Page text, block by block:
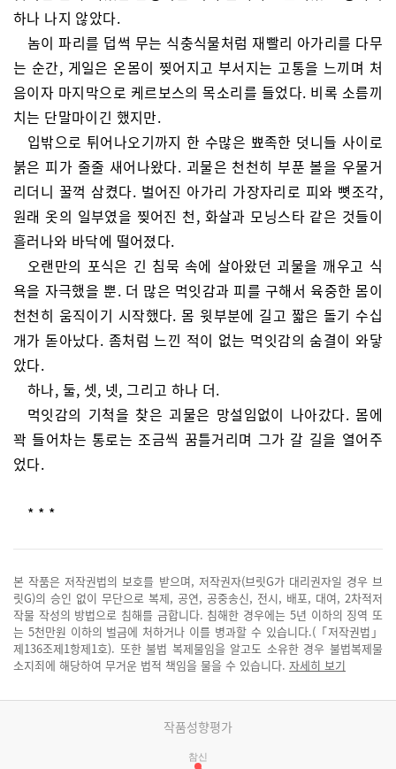
하나 나지 않았다.
놈이 파리를 덥썩 무는 식충식물처럼 재빨리 아가리를 다무
는 순간, 게일은 온몸이 찢어지고 부서지는 고통을 느끼며 처
음이자 마지막으로 케르보스의 목소리를 들었다. 비록 소름끼
치는 단말마이긴 했지만.
입밖으로 튀어나오기까지 한 수많은 뾰족한 덧니들 사이로
붉은 피가 줄줄 새어나왔다. 괴물은 천천히 부푼 볼을 우물거
리더니 꿀꺽 삼켰다. 벌어진 아가리 가장자리로 피와 뼛조각,
원래 옷의 일부였을 찢어진 천, 화살과 모닝스타 같은 것들이
흘러나와 바닥에 떨어졌다.
오랜만의 포식은 긴 침묵 속에 살아왔던 괴물을 깨우고 식
욕을 자극했을 뿐. 더 많은 먹잇감과 피를 구해서 육중한 몸이
천천히 움직이기 시작했다. 몸 윗부분에 길고 짧은 돌기 수십
개가 돋아났다. 좀처럼 느낀 적이 없는 먹잇감의 숨결이 와닿
았다.
하나, 둘, 셋, 넷, 그리고 하나 더.
먹잇감의 기척을 찾은 괴물은 망설임없이 나아갔다. 몸에
꽉 들어차는 통로는 조금씩 꿈틀거리며 그가 갈 길을 열어주
었다.
* * *
본 작품은 저작권법의 보호를 받으며, 저작권자(브릿G가 대리권자일 경우 브
릿G)의 승인 없이 무단으로 복제, 공연, 공중송신, 전시, 배포, 대여, 2차적저
작물 작성의 방법으로 침해를 금합니다. 침해한 경우에는 5년 이하의 징역 또
는 5천만원 이하의 벌금에 처하거나 이를 병과할 수 있습니다.(「저작권법」
제136조제1항제1호). 또한 불법 복제물임을 알고도 소유한 경우 불법복제물
소지죄에 해당하여 무거운 법적 책임을 물을 수 있습니다. 자세히 보기
작품성향평가
참신